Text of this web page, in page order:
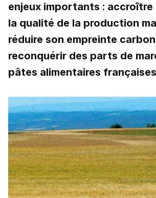
enjeux importants : accroître
la qualité de la production
réduire son empreinte
reconquérir des parts de
pâtes alimentaires